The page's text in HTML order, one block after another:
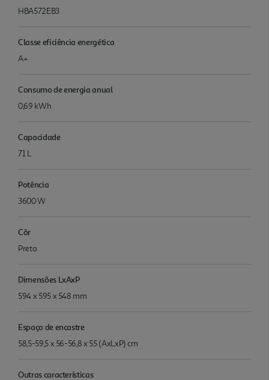
HBA572EB3
Classe eficiência energética
A+
Consumo de energia anual
0,69 kWh
Capacidade
71 L
Potência
3600 W
Côr
Preto
Dimensões LxAxP
594 x 595 x 548 mm
Espaço de encastre
58,5-59,5 x 56-56,8 x 55 (AxLxP) cm
Outras características